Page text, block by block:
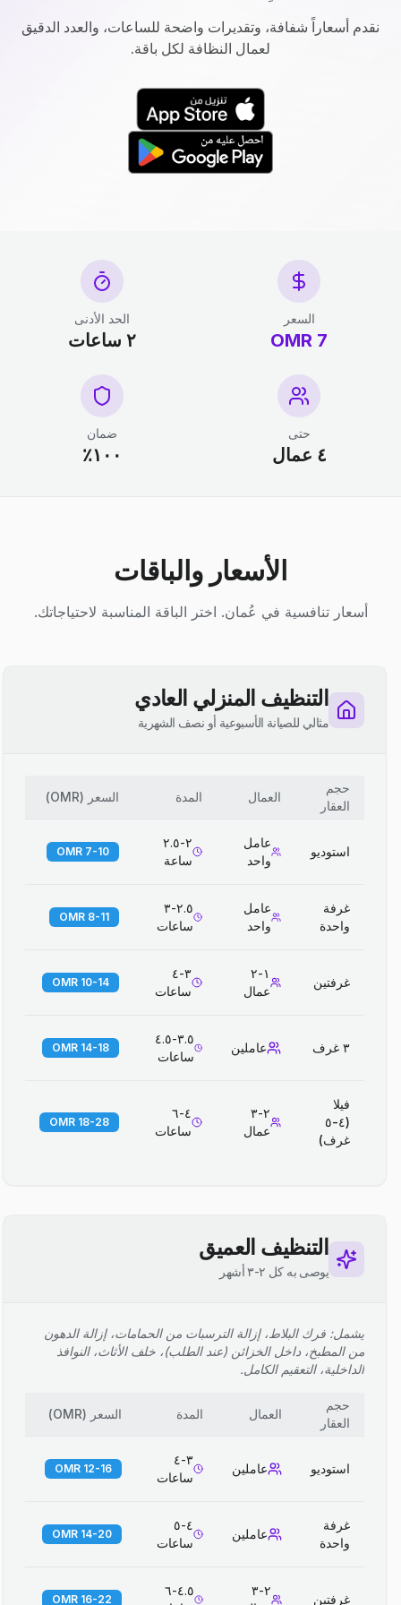
نقدم أسعاراً شفافة، وتقديرات واضحة للساعات، والعدد الدقيق
لعمال النظافة لكل باقة.
السعر
7 OMR
الحد الأدنى
٢ ساعات
حتى
٤ عمال
ضمان
١٠٠٪
الأسعار والباقات
أسعار تنافسية في عُمان. اختر الباقة المناسبة لاحتياجاتك.
التنظيف المنزلي العادي
مثالي للصيانة الأسبوعية أو نصف الشهرية
حجم
العقار
العمال المدة السعر (
OMR
)
استوديو
عامل
واحد
٢-٢.٥
ساعة
7-10 OMR
غرفة
واحدة
عامل
واحد
٢.٥-٣
ساعات
8-11 OMR
غرفتين
١-٢
عمال
٣-٤
ساعات
10-14 OMR
٣ غرف عاملين
٣.٥-٤.٥
ساعات
14-18 OMR
فيلا
(٤-٥
غرف)
٢-٣
عمال
٤-٦
ساعات
18-28 OMR
التنظيف العميق
يوصى به كل ٢-٣ أشهر
يشمل: فرك البلاط، إزالة الترسبات من الحمامات، إزالة الدهون
من المطبخ، داخل الخزائن (عند الطلب)، خلف الأثاث، النوافذ
الداخلية، التعقيم الكامل.
حجم
العقار
العمال المدة السعر (
OMR
)
استوديو عاملين
٣-٤
ساعات
12-16 OMR
غرفة
واحدة
عاملين
٤-٥
ساعات
14-20 OMR
غرفتين
٢-٣
٤.٥-٦
16-22 OMR